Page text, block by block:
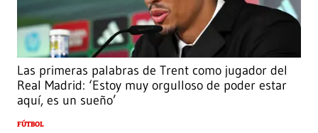
Las primeras palabras de Trent como jugador del
Real Madrid: ‘Estoy muy orgulloso de poder estar
aquí, es un sueño’
FÚTBOL